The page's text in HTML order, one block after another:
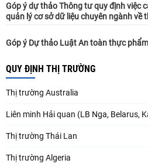
Góp ý dự thảo Thông tư quy định việc
quản lý cơ sở dữ liệu chuyên ngành về
Góp ý Dự thảo Luật An toàn thực
QUY ĐỊNH THỊ TRƯỜNG
Thị trường Australia
Liên minh Hải quan (LB Nga, Belarus,
Thị trường Thái Lan
Thị trường Algeria